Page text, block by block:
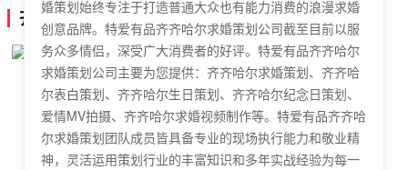
齐齐哈尔求婚策划公司简介
婚策划始终专注于打造普通大众也有能力消费的浪漫求婚
创意品牌。特爱有品齐齐哈尔求婚策划公司截至目前以服
务众多情侣，深受广大消费者的好评。特爱有品齐齐哈尔
求婚策划公司主要为您提供：齐齐哈尔求婚策划、齐齐哈
尔表白策划、齐齐哈尔生日策划、齐齐哈尔纪念日策划、
爱情MV拍摄、齐齐哈尔求婚视频制作等。特爱有品齐齐哈
尔求婚策划团队成员皆具备专业的现场执行能力和敬业精
神，灵活运用策划行业的丰富知识和多年实战经验为每一